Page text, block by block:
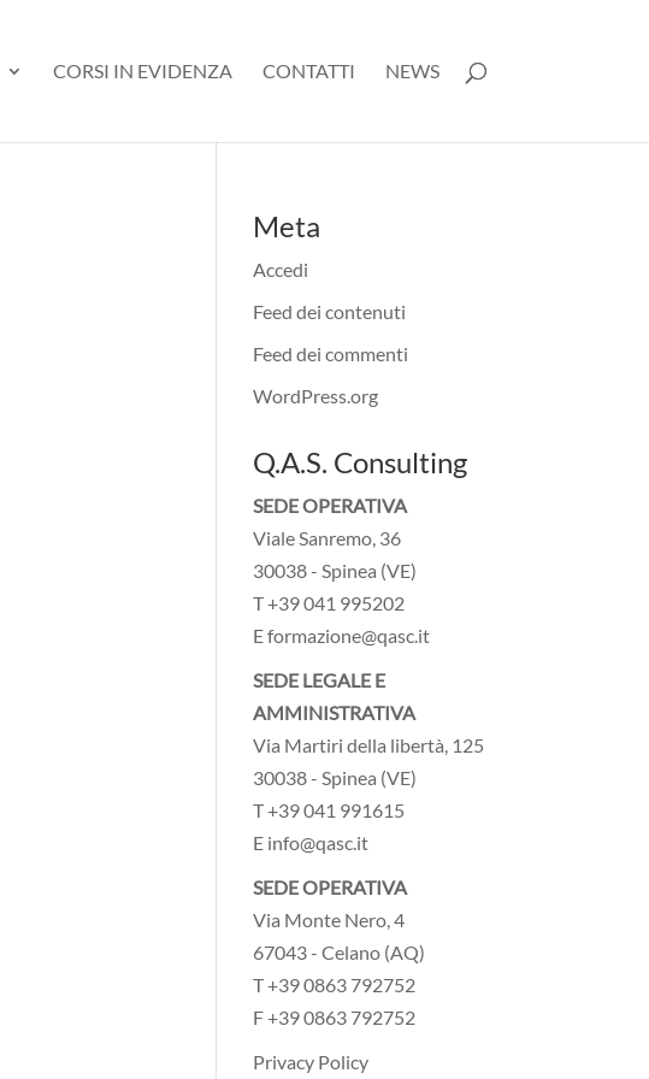
CORSI IN EVIDENZA CONTATTI NEWS
Meta
Accedi
Feed dei contenuti
Feed dei commenti
WordPress.org
Q.A.S. Consulting
SEDE OPERATIVA
Viale Sanremo, 36
30038 - Spinea (VE)
T +39 041 995202
E formazione@qasc.it
SEDE LEGALE E
AMMINISTRATIVA
Via Martiri della libertà, 125
30038 - Spinea (VE)
T +39 041 991615
E info@qasc.it
SEDE OPERATIVA
Via Monte Nero, 4
67043 - Celano (AQ)
T +39 0863 792752
F +39 0863 792752
Privacy Policy